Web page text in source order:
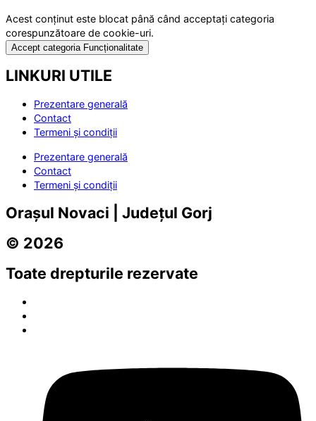
Acest conținut este blocat până când acceptați categoria
corespunzătoare de cookie-uri.
Accept categoria Funcționalitate
LINKURI UTILE
Prezentare generală
Contact
Termeni și condiții
Prezentare generală
Contact
Termeni și condiții
Orașul Novaci | Județul Gorj
© 2026
Toate drepturile rezervate